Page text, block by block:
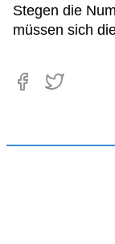
Stegen die
müssen sich